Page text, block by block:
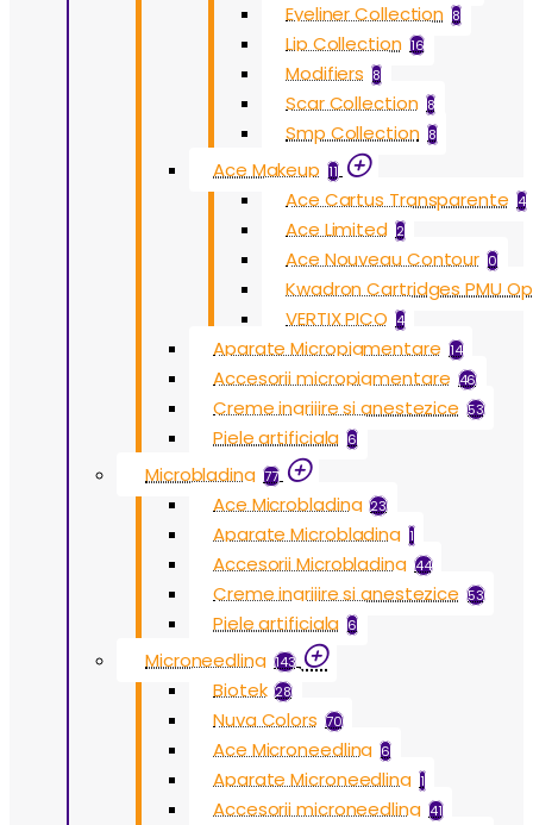
Eyeliner Collection 8
Lip Collection 16
Modifiers 8
Scar Collection 8
Smp Collection 8
Ace Makeup 11
Ace Cartus Transparente 4
Ace Limited 2
Ace Nouveau Contour 0
Kwadron Cartridges PMU
VERTIX PICO 4
Aparate Micropigmentare 14
Accesorii micropigmentare 46
Creme ingrijire si anestezice 53
Piele artificiala 6
Microblading 77
Ace Microblading 23
Aparate Microblading 1
Accesorii Microblading 44
Creme ingrijire si anestezice 53
Piele artificiala 6
Microneedling 143
Biotek 28
Nuva Colors 70
Ace Microneedling 6
Aparate Microneedling 1
Accesorii microneedling 41